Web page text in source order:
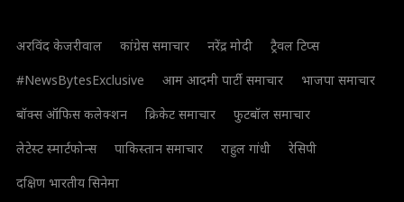
अरविंद केजरीवाल कांग्रेस समाचार नरेंद्र मोदी
ट्रैवल टिप्स
#NewsBytesExclusive
आम आदमी पार्टी समाचार
भाजपा समाचार
बॉक्स ऑफिस कलेक्शन
क्रिकेट समाचार
फुटबॉल समाचार
लेटेस्ट स्मार्टफोन्स
पाकिस्तान समाचार राहुल गांधी
रेसिपी
दक्षिण भारतीय सिनेमा